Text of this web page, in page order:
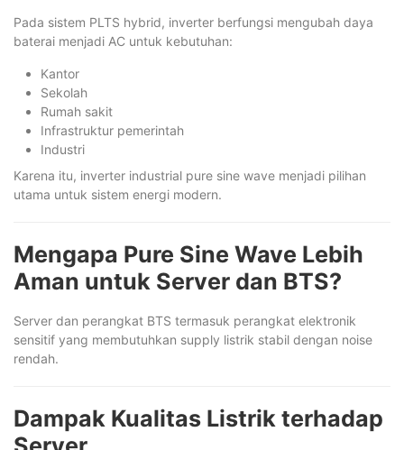
Pada sistem PLTS hybrid, inverter berfungsi mengubah daya
baterai menjadi AC untuk kebutuhan:
Kantor
Sekolah
Rumah sakit
Infrastruktur pemerintah
Industri
Karena itu, inverter industrial pure sine wave menjadi pilihan
utama untuk sistem energi modern.
Mengapa Pure Sine Wave Lebih
Aman untuk Server dan BTS?
Server dan perangkat BTS termasuk perangkat elektronik
sensitif yang membutuhkan supply listrik stabil dengan noise
rendah.
Dampak Kualitas Listrik terhadap